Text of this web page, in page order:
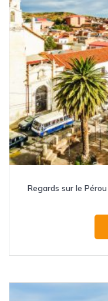
Regards sur le